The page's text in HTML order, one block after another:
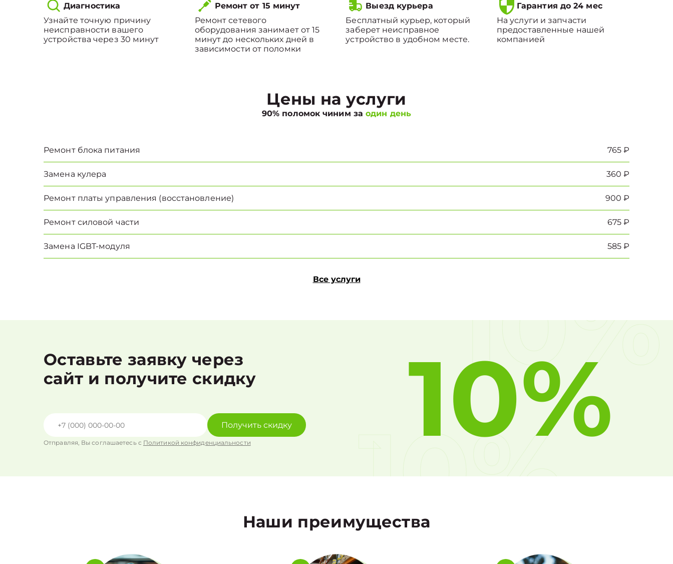
Диагностика
Узнайте точную причину
неисправности вашего
устройства через 30 минут
Ремонт от 15 минут
Ремонт сетевого
оборудования занимает от 15
минут до нескольких дней в
зависимости от поломки
Выезд курьера
Бесплатный курьер, который
заберет неисправное
устройство в удобном месте.
Гарантия до 24 мес
На услуги и запчасти
предоставленные нашей
компанией
Цены на услуги
90% поломок чиним заодин день
Ремонт блока питания 765 ₽
Замена кулера 360 ₽
Ремонт платы управления (восстановление) 900 ₽
Ремонт силовой части 675 ₽
Замена IGBT-модуля 585 ₽
Все услуги
Оставьте заявку через
сайт и получите скидку
Получить скидку
Отправляя, Вы соглашаетесь с Политикой конфиденциальности 10%
10%
10%
Наши преимущества